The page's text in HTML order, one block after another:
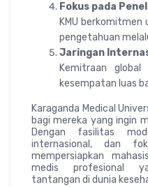
Fokus pada
KMU
pengetahuan
Jaringan
Kemitraan
kesempatan luas
Karaganda Medical
bagi mereka yang ingin
Dengan fasilitas
internasional, dan
mempersiapkan
medis profesional
tantangan di dunia